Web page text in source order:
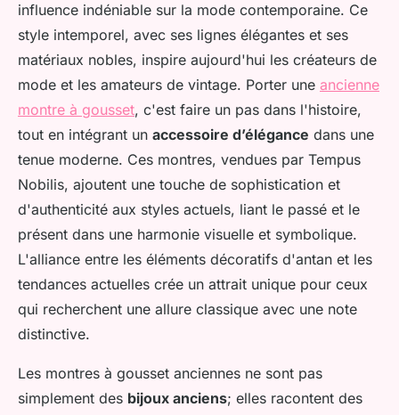
influence indéniable sur la mode contemporaine. Ce
style intemporel, avec ses lignes élégantes et ses
matériaux nobles, inspire aujourd'hui les créateurs de
mode et les amateurs de vintage. Porter une ancienne
montre à gousset, c'est faire un pas dans l'histoire,
tout en intégrant un accessoire d’élégance dans une
tenue moderne. Ces montres, vendues par Tempus
Nobilis, ajoutent une touche de sophistication et
d'authenticité aux styles actuels, liant le passé et le
présent dans une harmonie visuelle et symbolique.
L'alliance entre les éléments décoratifs d'antan et les
tendances actuelles crée un attrait unique pour ceux
qui recherchent une allure classique avec une note
distinctive.
Les montres à gousset anciennes ne sont pas
simplement des bijoux anciens; elles racontent des